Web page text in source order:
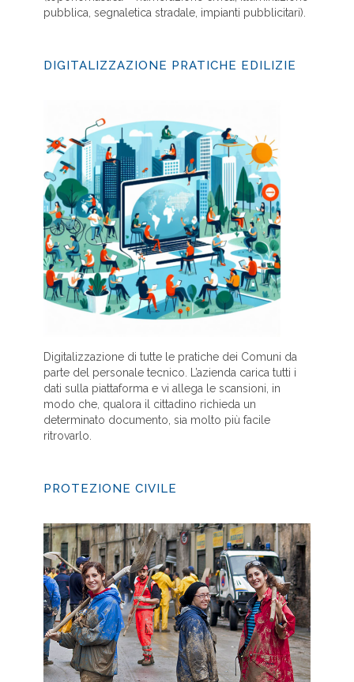
pubblica, segnaletica stradale, impianti pubblicitari).
DIGITALIZZAZIONE PRATICHE EDILIZIE
Digitalizzazione di tutte le pratiche dei Comuni da
parte del personale tecnico. L’azienda carica tutti i
dati sulla piattaforma e vi allega le scansioni, in
modo che, qualora il cittadino richieda un
determinato documento, sia molto più facile
ritrovarlo.
PROTEZIONE CIVILE